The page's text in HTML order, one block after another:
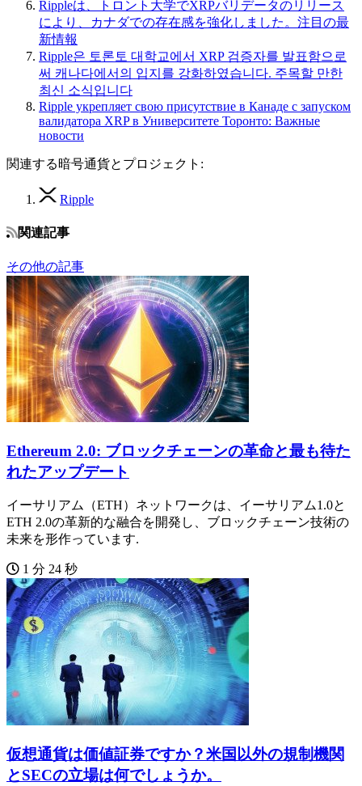
Rippleは、トロント大学でXRPバリデータのリリース
により、カナダでの存在感を強化しました。注目の最
新情報
Ripple은 토론토 대학교에서 XRP 검증자를 발표함으로
써 캐나다에서의 입지를 강화하였습니다. 주목할 만한
최신 소식입니다
Ripple укрепляет свою присутствие в Канаде с запуском
валидатора XRP в Университете Торонто: Важные
новости
関連する暗号通貨とプロジェクト:
Ripple
関連記事
その他の記事
Ethereum 2.0: ブロックチェーンの革命と最も待た
れたアップデート
イーサリアム（ETH）ネットワークは、イーサリアム1.0と
ETH 2.0の革新的な融合を開発し、ブロックチェーン技術の
未来を形作っています.
1 分 24 秒
仮想通貨は価値証券ですか？米国以外の規制機関
とSECの立場は何でしょうか。